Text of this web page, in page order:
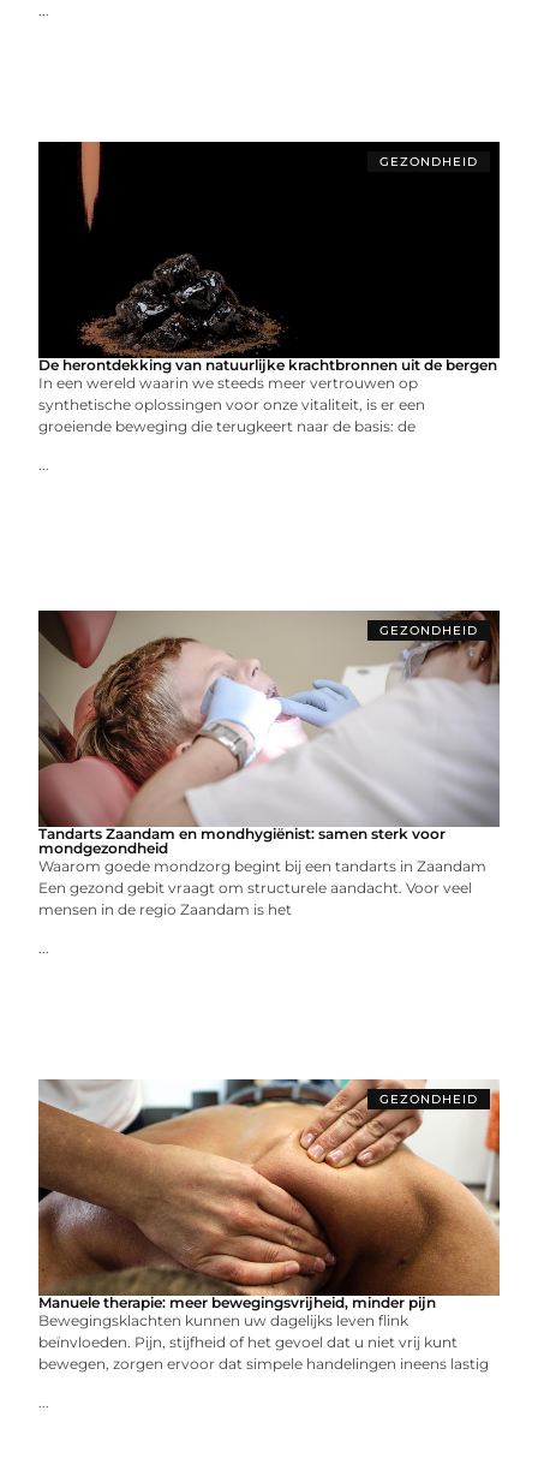
...
GEZONDHEID
De herontdekking van natuurlijke krachtbronnen uit de bergen
In een wereld waarin we steeds meer vertrouwen op
synthetische oplossingen voor onze vitaliteit, is er een
groeiende beweging die terugkeert naar de basis: de
...
GEZONDHEID
Tandarts Zaandam en mondhygiënist: samen sterk voor
mondgezondheid
Waarom goede mondzorg begint bij een tandarts in Zaandam
Een gezond gebit vraagt om structurele aandacht. Voor veel
mensen in de regio Zaandam is het
...
GEZONDHEID
Manuele therapie: meer bewegingsvrijheid, minder pijn
Bewegingsklachten kunnen uw dagelijks leven flink
beïnvloeden. Pijn, stijfheid of het gevoel dat u niet vrij kunt
bewegen, zorgen ervoor dat simpele handelingen ineens lastig
...